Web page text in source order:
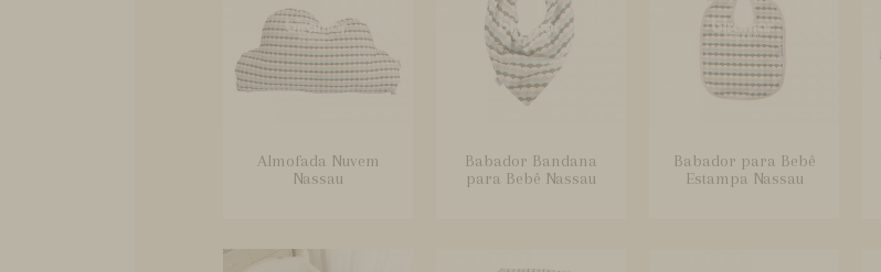
Almofada Nuvem
Nassau
Babador Bandana
para Bebê Nassau
Babador para Bebê
Estampa Nassau